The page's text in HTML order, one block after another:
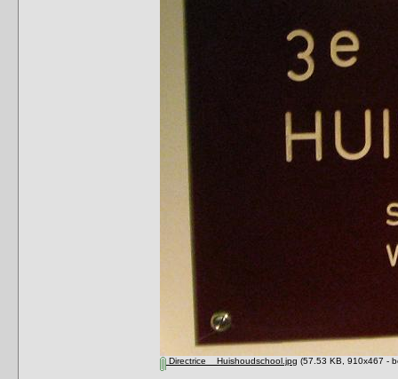
Directrice__Huishoudschool.jpg (57.53 KB, 910x467 -